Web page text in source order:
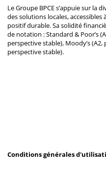
Le Groupe BPCE s’appuie sur la
des solutions locales,
positif durable. Sa solidité
de notation : Standard & Poor’s
perspective stable), Moody’s
perspective stable).
Conditions générales